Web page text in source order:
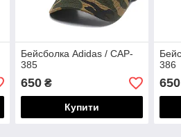
Бейсболка Adidas / CAP-
385
650₴
Купити
386
650